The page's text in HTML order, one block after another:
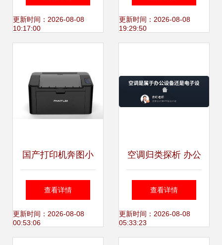
手，满足企业多样
更新时间：2026-08-08
10:17:00
教室出租、会议室
务及天津办公设备
维修一览
更新时间：2026-08-08
19:29:50
国产打印机奔图小
时代 信息安全时代
的办公神器
查看详情
更新时间：2026-08-08
00:53:06
空调归类探析 办公
设备还是电子设备
的边界与融合
查看详情
更新时间：2026-08-08
05:33:23